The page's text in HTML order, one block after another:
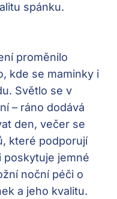
spánku.
proměnilo
kde se maminky i
Světlo se v
– ráno dodává
den, večer se
které podporují
poskytuje jemné
noční péči o
a jeho kvalitu.